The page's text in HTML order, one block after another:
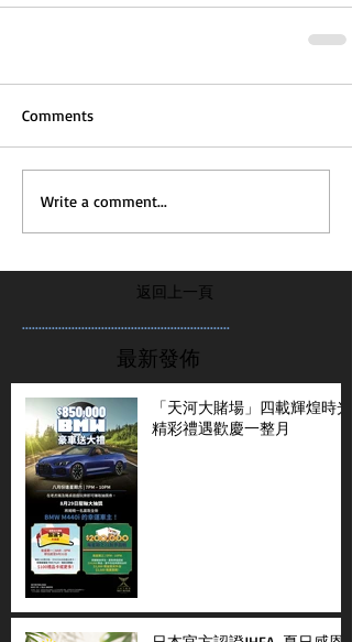
Comments
Write a comment...
返回上一頁
...............................................................
最新發佈
「天河大賭場」四載輝煌時光
精彩禮遇歡慶一整月